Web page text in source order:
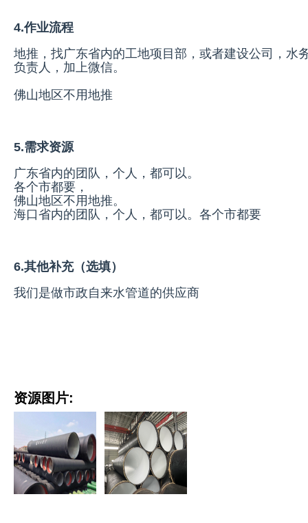
4.作业流程
地推，找广东省内的工地项目部，或者建设公司，水
负责人，加上微信。
佛山地区不用地推
5.需求资源
广东省内的团队，个人，都可以。
各个市都要，
佛山地区不用地推。
海口省内的团队，个人，都可以。各个市都要
6.其他补充（选填）
我们是做市政自来水管道的供应商
资源图片: